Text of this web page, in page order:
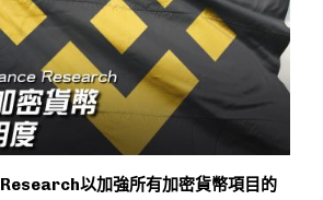
以加強所有加密貨幣項目的